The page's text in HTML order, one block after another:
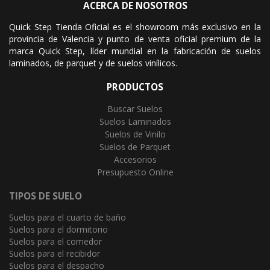
ACERCA DE NOSOTROS
Quick Step Tienda Oficial es el showroom más exclusivo en la
provincia de Valencia y punto de venta oficial premium de la
marca Quick Step, líder mundial en la fabricación de suelos
laminados, de parquet y de suelos vinílicos.
PRODUCTOS
Buscar Suelos
Suelos Laminados
Suelos de Vinilo
Suelos de Parquet
Accesorios
Presupuesto Online
TIPOS DE SUELO
Suelos para el cuarto de baño
Suelos para el dormitorio
Suelos para el comedor
Suelos para el recibidor
Suelos para el despacho